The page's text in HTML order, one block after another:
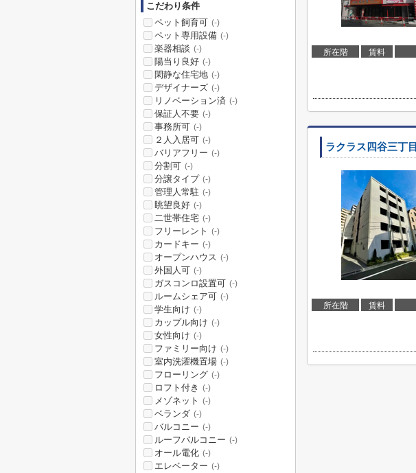
所在階 賃料
ラクラス四谷三丁目
所在階 賃料
こだわり条件
ペット飼育可 (-)
ペット専用設備 (-)
楽器相談 (-)
陽当り良好 (-)
閑静な住宅地 (-)
デザイナーズ (-)
リノベーション済 (-)
保証人不要 (-)
事務所可 (-)
２人入居可 (-)
バリアフリー (-)
分割可 (-)
分譲タイプ (-)
管理人常駐 (-)
眺望良好 (-)
二世帯住宅 (-)
フリーレント (-)
カードキー (-)
オープンハウス (-)
外国人可 (-)
ガスコンロ設置可 (-)
ルームシェア可 (-)
学生向け (-)
カップル向け (-)
女性向け (-)
ファミリー向け (-)
室内洗濯機置場 (-)
フローリング (-)
ロフト付き (-)
メゾネット (-)
ベランダ (-)
バルコニー (-)
ルーフバルコニー (-)
オール電化 (-)
エレベーター (-)